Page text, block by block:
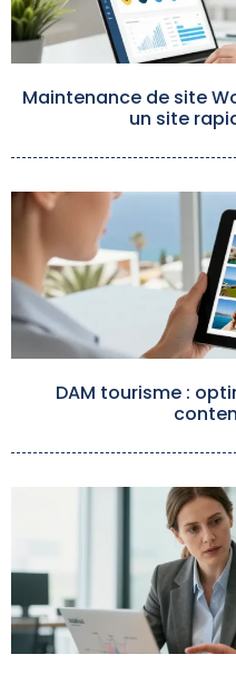
Maintenance de site
un site
DAM tourisme :